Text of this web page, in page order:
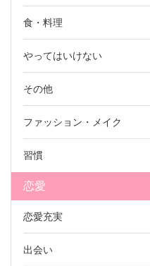
食・料理
やってはいけない
その他
ファッション・メイク
習慣
恋愛
恋愛充実
出会い